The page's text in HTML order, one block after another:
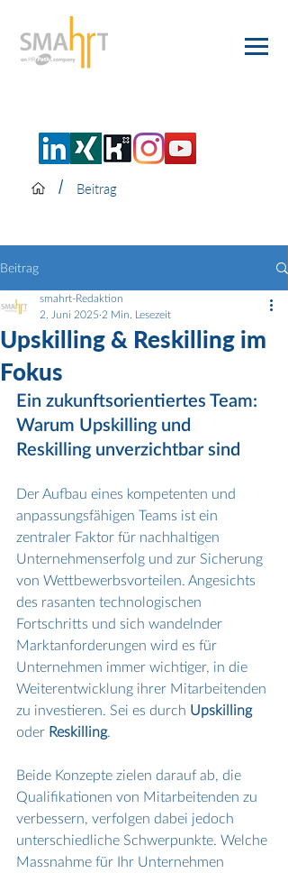
/ Beitrag
Beitrag
Upskilling & Reskilling im
Fokus
smahrt-Redaktion
2. Juni 2025 2 Min. Lesezeit
Ein zukunftsorientiertes Team:
Warum Upskilling und
Reskilling unverzichtbar sind
Der Aufbau eines kompetenten und
anpassungsfähigen Teams ist ein
zentraler Faktor für nachhaltigen
Unternehmenserfolg und zur Sicherung
von Wettbewerbsvorteilen. Angesichts
des rasanten technologischen
Fortschritts und sich wandelnder
Marktanforderungen wird es für
Unternehmen immer wichtiger, in die
Weiterentwicklung ihrer Mitarbeitenden
zu investieren. Sei es durch Upskilling
oder Reskilling.
Beide Konzepte zielen darauf ab, die
Qualifikationen von Mitarbeitenden zu
verbessern, verfolgen dabei jedoch
unterschiedliche Schwerpunkte. Welche
Massnahme für Ihr Unternehmen